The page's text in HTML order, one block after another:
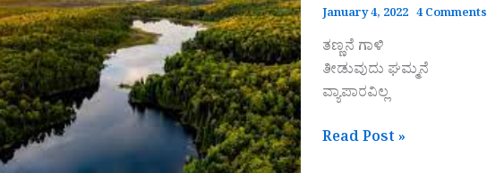
January 4, 2022 4 Comments
ತಣ್ಣನೆ ಗಾಳಿ
ತೀಡುವುದು ಘಮ್ಮನೆ
ವ್ಯಾಪಾರವಿಲ್ಲ
Read Post »